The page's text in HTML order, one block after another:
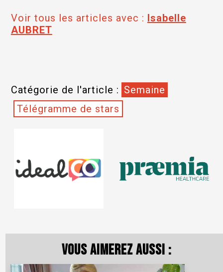
Voir tous les articles avec : Isabelle
AUBRET
Catégorie de l'article : Semaine
Télégramme de stars
Vous aimerez aussi :